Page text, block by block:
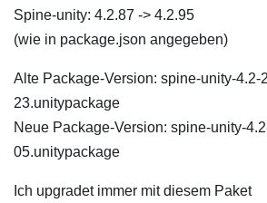
Spine-unity: 4.2.87 -> 4.2.95
(wie in package.json angegeben)
Alte Package-Version: spine-unity-4.2-
23.unitypackage
Neue Package-Version: spine-unity-
05.unitypackage
Ich upgradet immer mit diesem Paket